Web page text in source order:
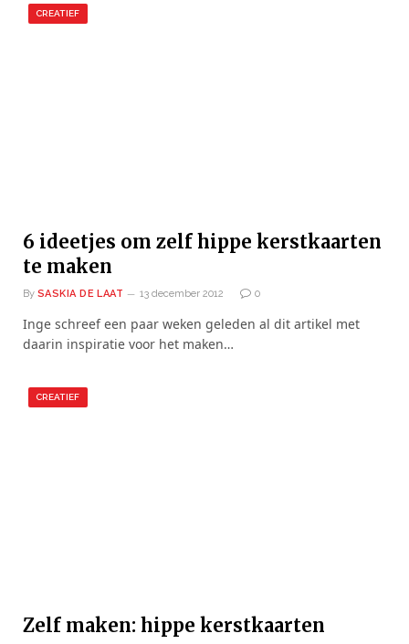
CREATIEF
6 ideetjes om zelf hippe kerstkaarten
te maken
By SASKIA DE LAAT 13 december 2012 0
Inge schreef een paar weken geleden al dit artikel met
daarin inspiratie voor het maken…
CREATIEF
Zelf maken: hippe kerstkaarten